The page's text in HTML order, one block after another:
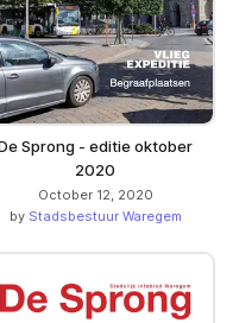
Sprong - editie oktober
2020
October 12, 2020
by Stadsbestuur Waregem